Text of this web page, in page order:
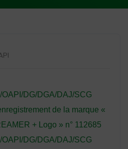
OAPI/DG/DGA/DAJ/SCG
de la marque «
+ Logo » n° 112685
OAPI/DG/DGA/DAJ/SCG